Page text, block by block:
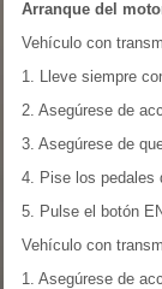
Arranque del
Vehículo con
1. Lleve siempre
2. Asegúrese de
3. Asegúrese de
4. Pise los pedales
5. Pulse el botón
Vehículo con
1. Asegúrese de